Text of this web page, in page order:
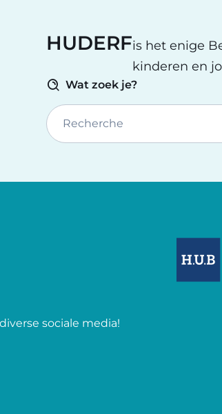
HUDERFis het enige
kinderen en
Wat zoek je?
Recherche
sociale media!